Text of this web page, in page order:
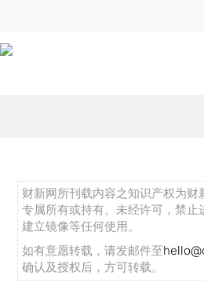
财新网所刊载内容之知识产权为财
专属所有或持有。未经许可，禁止
建立镜像等任何使用。
如有意愿转载，请发邮件至
确认及授权后，方可转载。